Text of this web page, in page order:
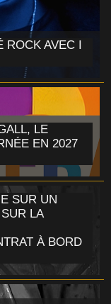
ROCK AVEC I
LE
EN 2027
SUR UN
LA
À BORD